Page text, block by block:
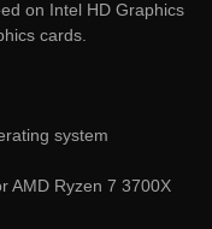
on Intel HD Graphics
cards.
system
AMD Ryzen 7 3700X